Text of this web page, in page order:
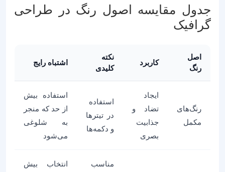
جدول مقایسه اصول رنگ در طراحی
گرافیک
اصل
رنگ
کاربرد
نکته
کلیدی
اشتباه رایج
رنگ‌های
مکمل
ایجاد
تضاد و
جذابیت
بصری
استفاده
در تیترها
و دکمه‌ها
استفاده بیش
از حد که منجر
به شلوغی
می‌شود
مناسب
انتخاب بیش